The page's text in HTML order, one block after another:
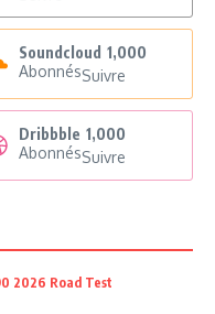
Soundcloud 1,000
AbonnésSuivre
Dribbble 1,000
AbonnésSuivre
2026 Road Test